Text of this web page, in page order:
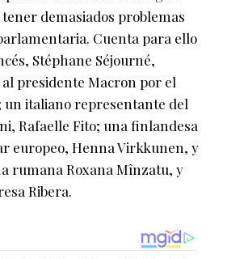
demasiados problemas
Cuenta para ello
Stéphane Séjourné,
presidente Macron por el
un italiano representante del
Rafaelle Fito; una finlandesa
europeo, Henna Virkkunen, y
rumana Roxana Mînzatu, y
Ribera.